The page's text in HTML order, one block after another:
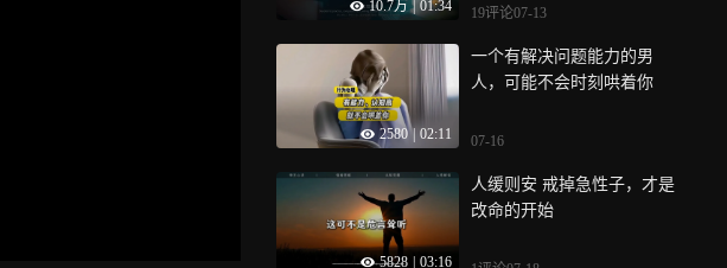
10.7万 | 01:34 19评论07-13
2580 | 02:11
一个有解决问题能力的男
人，可能不会时刻哄着你
07-16
5828 03:16
人缓则安 戒掉急性子，才是
改命的开始